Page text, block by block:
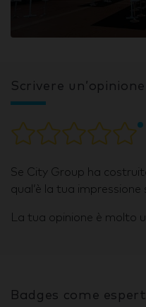
Scrivere un’opinione
Se City Group ha
qual’è la tua impressione
La tua opinione è molto
Badges come